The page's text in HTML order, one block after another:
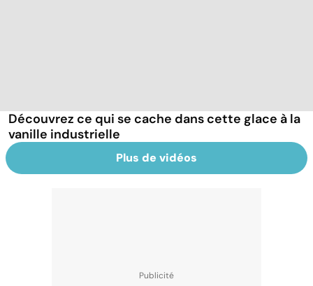
Découvrez ce qui se cache dans cette glace à la
vanille industrielle
Plus de vidéos